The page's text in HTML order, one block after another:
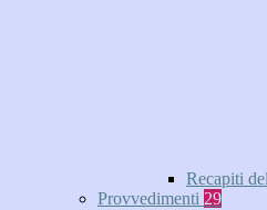
Recapiti
Provvedimenti 29